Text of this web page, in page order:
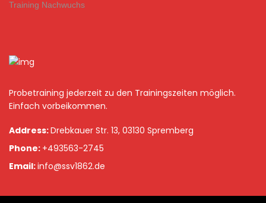
Training Nachwuchs
Probetraining jederzeit zu den Trainingszeiten möglich.
Einfach vorbeikommen.
Address:Drebkauer Str. 13, 03130 Spremberg
Phone: +493563-2745
Email:info@ssv1862.de